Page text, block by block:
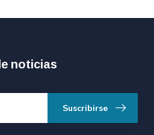
noticias
Suscribirse